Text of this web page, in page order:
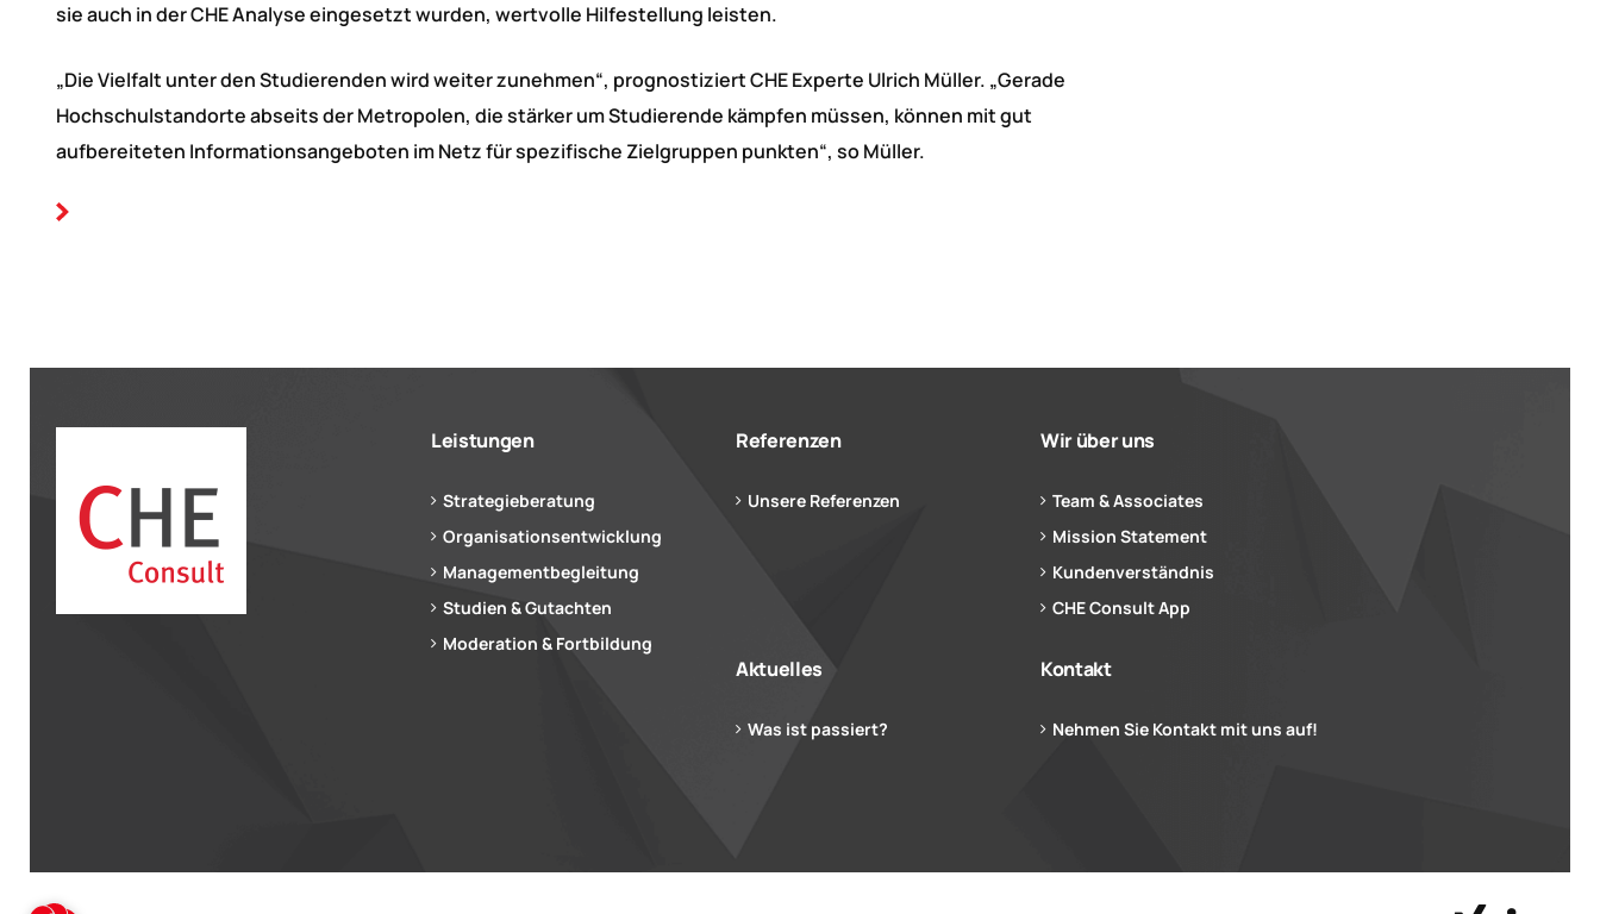
sie auch in der CHE Analyse eingesetzt wurden, wertvolle Hilfestellung leisten.
„Die Vielfalt unter den Studierenden wird weiter zunehmen“, prognostiziert CHE Experte Ulrich Müller. „Gerade
Hochschulstandorte abseits der Metropolen, die stärker um Studierende kämpfen müssen, können mit gut
aufbereiteten Informationsangeboten im Netz für spezifische Zielgruppen punkten“, so Müller.
Leistungen
Strategieberatung
Organisationsentwicklung
Managementbegleitung
Studien & Gutachten
Moderation & Fortbildung
Referenzen
Unsere Referenzen
Wir über uns
Team & Associates
Mission Statement
Kundenverständnis
CHE Consult App
Aktuelles
Was ist passiert?
Kontakt
Nehmen Sie Kontakt mit uns auf!